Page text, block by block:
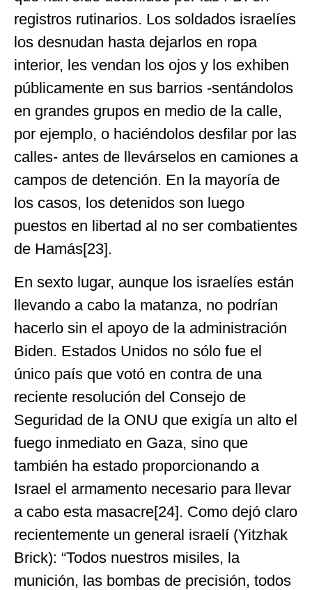
registros rutinarios. Los soldados israelíes
los desnudan hasta dejarlos en ropa
interior, les vendan los ojos y los exhiben
públicamente en sus barrios -sentándolos
en grandes grupos en medio de la calle,
por ejemplo, o haciéndolos desfilar por las
calles- antes de llevárselos en camiones a
campos de detención. En la mayoría de
los casos, los detenidos son luego
puestos en libertad al no ser combatientes
de Hamás[23].
En sexto lugar, aunque los israelíes están
llevando a cabo la matanza, no podrían
hacerlo sin el apoyo de la administración
Biden. Estados Unidos no sólo fue el
único país que votó en contra de una
reciente resolución del Consejo de
Seguridad de la ONU que exigía un alto el
fuego inmediato en Gaza, sino que
también ha estado proporcionando a
Israel el armamento necesario para llevar
a cabo esta masacre[24]. Como dejó claro
recientemente un general israelí (Yitzhak
Brick): “Todos nuestros misiles, la
munición, las bombas de precisión, todos